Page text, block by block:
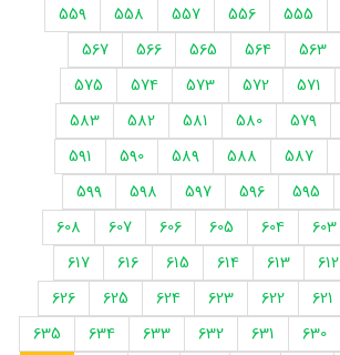
555
556
557
558
559
563
564
565
566
567
571
572
573
574
575
579
580
581
582
583
587
588
589
590
591
595
596
597
598
599
603
604
605
606
607
608
612
613
614
615
616
617
621
622
623
624
625
626
630
631
632
633
634
635